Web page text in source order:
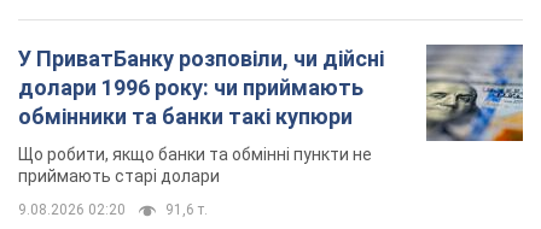
У ПриватБанку розповіли, чи дійсні
долари 1996 року: чи приймають
обмінники та банки такі купюри
Що робити, якщо банки та обмінні пункти не
приймають старі долари
9.08.2026 02:20 91,6 т.